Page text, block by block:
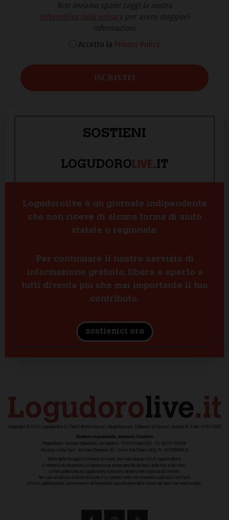
Non inviamo spam! Leggi la nostra
Informativa sulla privacyper avere maggiori
informazioni.
Accetto la Privacy Policy
SOSTIENI
LOGUDOROLIVE.IT
Logudorolive è un giornale indipendente
che non riceve di alcuna forma di aiuto
statale o regionale.
Per continuare il nostro servizio di
informazione gratuito, libero e aperto a
tutti diventa più che mai importante il tuo
contributo.
sostienici ora